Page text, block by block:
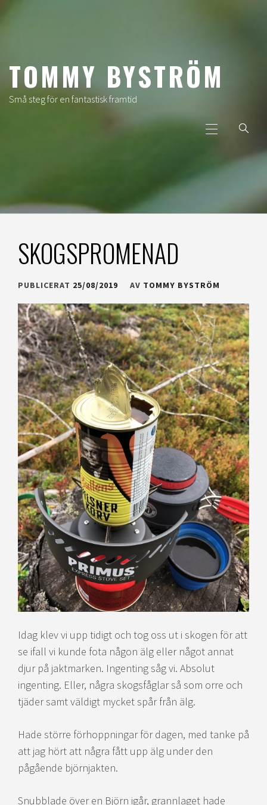
TOMMY BYSTRÖM
Små steg för en fantastisk framtid
meny
SKOGSPROMENAD
PUBLICERAT 25/08/2019 AV TOMMY BYSTRÖM
Idag klev vi upp tidigt och tog oss ut i skogen för att
se ifall vi kunde fota någon älg eller något annat
djur på jaktmarken. Ingenting såg vi. Absolut
ingenting. Eller, några skogsfåglar så som orre och
tjäder samt väldigt mycket spår från älg.
Hade större förhoppningar för dagen, med tanke på
att jag hört att några fått upp älg under den
pågående björnjakten.
Snubblade över en Björn igår, grannlaget hade